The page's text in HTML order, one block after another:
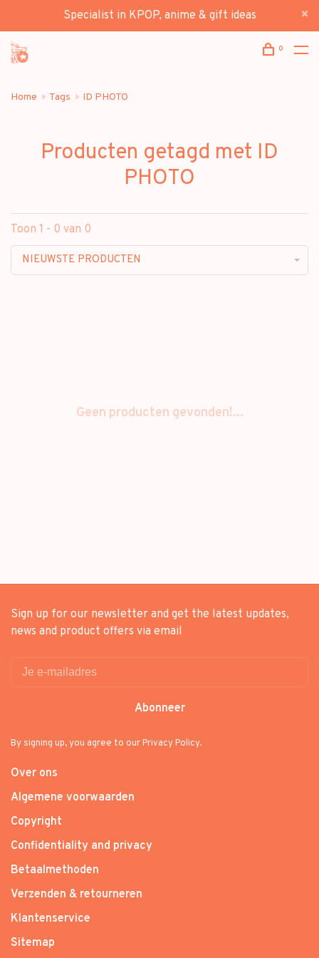
Specialist in KPOP, anime & gift ideas
0
Home Tags ID PHOTO
Producten getagd met ID
PHOTO
Toon 1 - 0 van 0
NIEUWSTE PRODUCTEN
Geen producten gevonden!...
Sign up for our newsletter and get the latest updates,
news and product offers via email
Abonneer
By signing up, you agree to our Privacy Policy.
Over ons
Algemene voorwaarden
Copyright
Confidentiality and privacy
Betaalmethoden
Verzenden & retourneren
Klantenservice
Sitemap